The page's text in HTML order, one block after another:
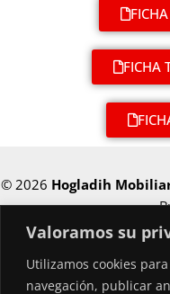
Valoramos su
Utilizamos cookies
navegación, publicar
FICHA
© 2026 Hogladih
Financiado